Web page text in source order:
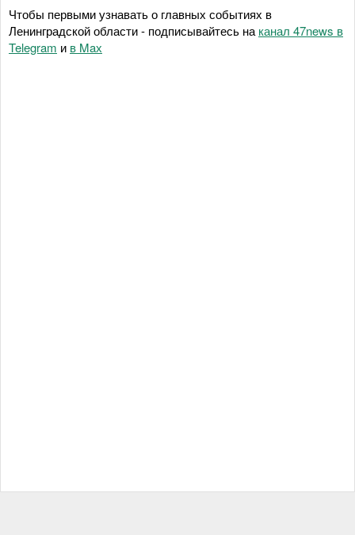
Чтобы первыми узнавать о главных событиях в
Ленинградской области - подписывайтесь на канал 47news в
Telegram и в Maх